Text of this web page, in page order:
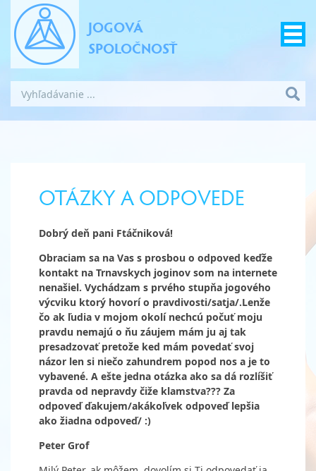
JOGOVÁ
SPOLOČNOSŤ
OTÁZKY A ODPOVEDE
Dobrý deň pani Ftáčniková!
Obraciam sa na Vas s prosbou o odpoved keďže
kontakt na Trnavskych joginov som na internete
nenašiel. Vychádzam s prvého stupňa jogového
výcviku ktorý hovorí o pravdivosti/satja/.Lenže
čo ak ľudia v mojom okolí nechcú počuť moju
pravdu nemajú o ňu záujem mám ju aj tak
presadzovať pretože ked mám povedať svoj
názor len si niečo zahundrem popod nos a je to
vybavené. A ešte jedna otázka ako sa dá rozlíšiť
pravda od nepravdy čiže klamstva??? Za
odpoveď ďakujem/akákoľvek odpoveď lepšia
ako žiadna odpoveď/ :)
Peter Grof